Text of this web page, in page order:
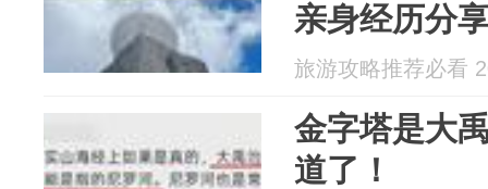
亲身经历分
旅游攻略推荐必看
金字塔是大
道了！